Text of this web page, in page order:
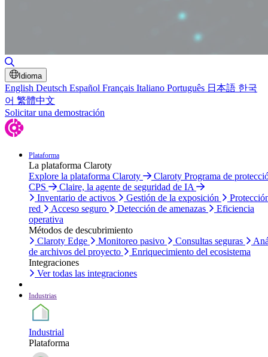
Idioma
English Deutsch Español Français Italiano Português 日本語 한국
어 繁體中文
Solicitar una demostración
Plataforma
La plataforma Claroty
Explore la plataforma Claroty
Claroty Programa de
CPS
Claire, la agente de seguridad de IA
Inventario de activos
Gestión de la exposición
red
Acceso seguro Detección de amenazas
Eficiencia
operativa
Métodos de descubrimiento
Claroty Edge
Monitoreo pasivo Consultas seguras
de archivos del proyecto
Enriquecimiento del ecosistema
Integraciones
Ver todas las integraciones
Industrias
Industrial
Plataforma